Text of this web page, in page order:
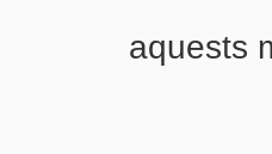
aquests